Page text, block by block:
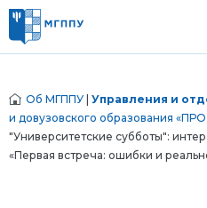
Об МГППУ Управления и
и довузовского образования «ПРО
"Университетские субботы":
«Первая встреча: ошибки и